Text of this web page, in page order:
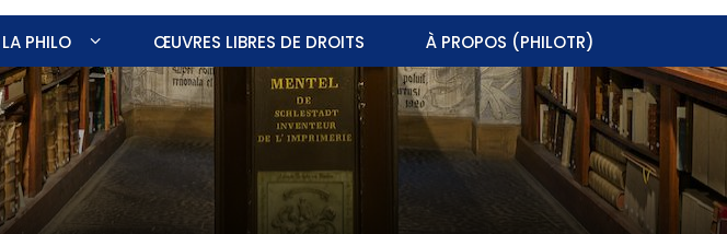
PHILO ŒUVRES LIBRES DE DROITS À PROPOS (PHILOTR)